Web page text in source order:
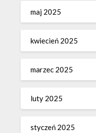
maj 2025
kwiecień 2025
marzec 2025
luty 2025
styczeń 2025